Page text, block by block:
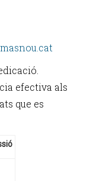
efectiva als
que es